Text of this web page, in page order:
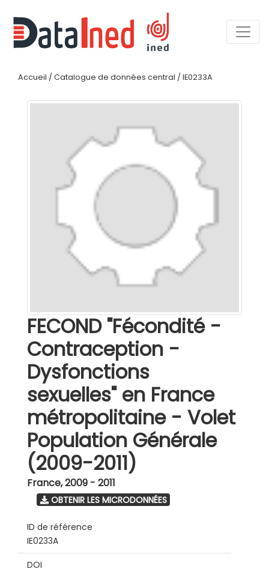
Accueil / Catalogue de données central / IE0233A
FECOND "Fécondité -
Contraception -
Dysfonctions
sexuelles" en France
métropolitaine - Volet
Population Générale
(2009-2011)
France,2009 - 2011
OBTENIR LES MICRODONNÉES
ID de référence
IE0233A
DOI